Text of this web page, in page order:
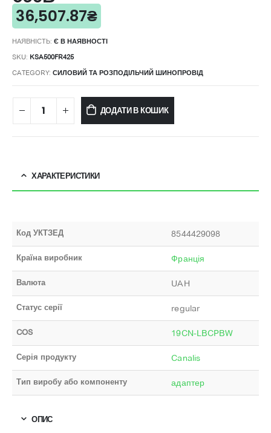
36,507.87₴
НАЯВНІСТЬ: Є В НАЯВНОСТІ
SKU: KSA500FR425
CATEGORY: СИЛОВИЙ ТА РОЗПОДІЛЬЧИЙ ШИНОПРОВІД
ДОДАТИ В КОШИК
ХАРАКТЕРИСТИКИ
Код УКТЗЕД 8544429098
Країна виробник Франція
Валюта UAH
Статус серії regular
COS 19CN-LBCPBW
Серія продукту Canalis
Тип виробу або компоненту адаптер
ОПИС